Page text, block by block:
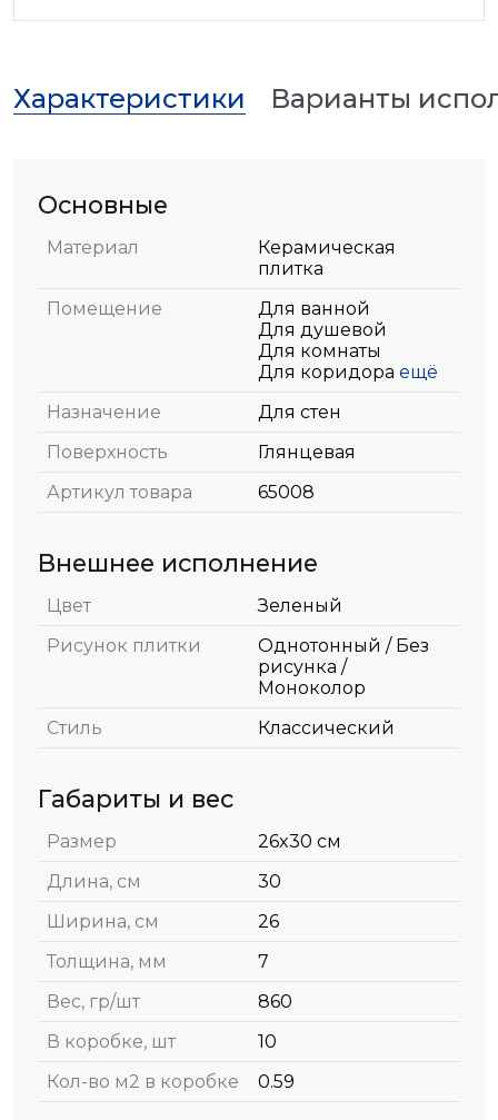
Характеристики Варианты
Основные
Материал
Керамическая
плитка
Помещение
Для ванной
Для душевой
Для комнаты
Для коридора ещё
Назначение
Для стен
Поверхность
Глянцевая
Артикул товара
65008
Внешнее исполнение
Цвет
Зеленый
Рисунок плитки
Однотонный / Без
рисунка /
Моноколор
Стиль
Классический
Габариты и вес
Размер
26x30 см
Длина, см
30
Ширина, см
26
Толщина, мм
7
Вес, гр/шт
860
В коробке, шт
10
Кол-во м2 в коробке
0.59